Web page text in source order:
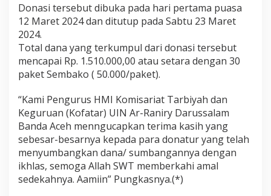
Donasi tersebut dibuka pada hari pertama puasa
12 Maret 2024 dan ditutup pada Sabtu 23 Maret
2024.
Total dana yang terkumpul dari donasi tersebut
mencapai Rp. 1.510.000,00 atau setara dengan 30
paket Sembako ( 50.000/paket).
“Kami Pengurus HMI Komisariat Tarbiyah dan
Keguruan (Kofatar) UIN Ar-Raniry Darussalam
Banda Aceh menngucapkan terima kasih yang
sebesar-besarnya kepada para donatur yang telah
menyumbangkan dana/ sumbangannya dengan
ikhlas, semoga Allah SWT memberkahi amal
sedekahnya. Aamiin” Pungkasnya.(*)